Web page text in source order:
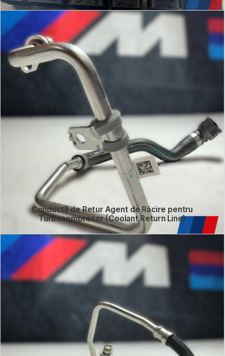
Conductă de Retur Agent de Răcire pentru
Turbocompresor (Coolant Return Line)